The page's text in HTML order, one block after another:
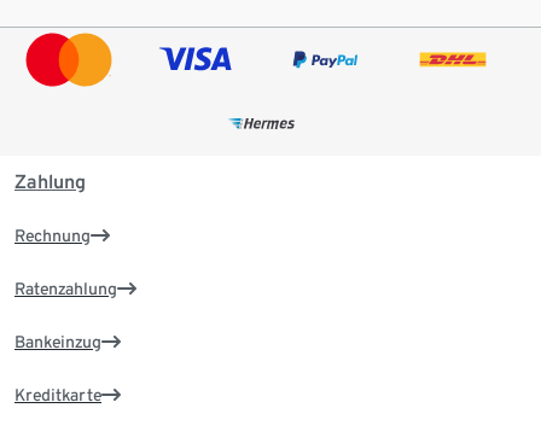
Zahlung
Rechnung
Ratenzahlung
Bankeinzug
Kreditkarte